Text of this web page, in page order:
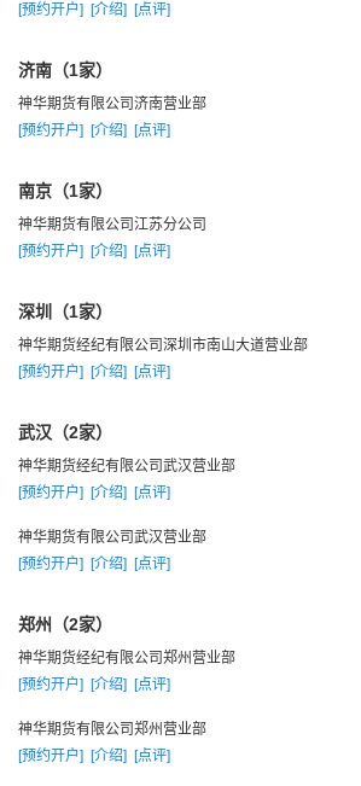
经营理念：诚信至上、规范自律、尽职尽责
主以一流的人才，一流的管理，一流的设
[预约开户] [介绍] [点评]
济南（1家）
神华期货有限公司济南营业部
[预约开户] [介绍] [点评]
南京（1家）
神华期货有限公司江苏分公司
[预约开户] [介绍] [点评]
深圳（1家）
神华期货经纪有限公司深圳市南山大道营业部
[预约开户] [介绍] [点评]
武汉（2家）
神华期货经纪有限公司武汉营业部
[预约开户] [介绍] [点评]
神华期货有限公司武汉营业部
[预约开户] [介绍] [点评]
郑州（2家）
神华期货经纪有限公司郑州营业部
[预约开户] [介绍] [点评]
神华期货有限公司郑州营业部
[预约开户] [介绍] [点评]